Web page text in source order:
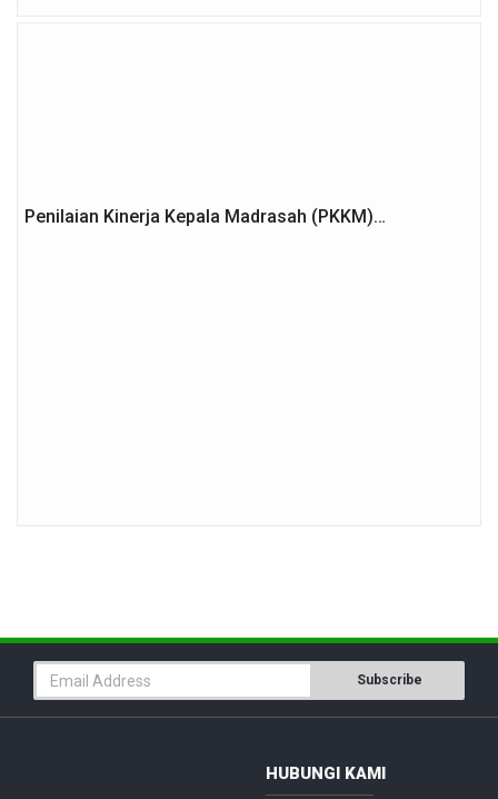
Penilaian Kinerja Kepala Madrasah (PKKM)…
Subscribe
HUBUNGI KAMI